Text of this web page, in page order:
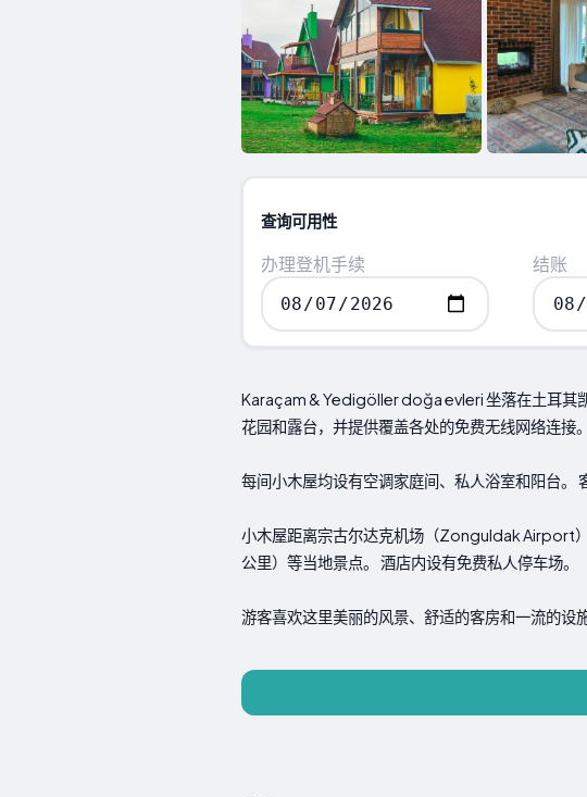
查询可用性
办理登机手续 结账
Karaçam & Yedigöller doğa evleri 坐落在土耳其
花园和露台，并提供覆盖各处的免费无线网络连接。
每间小木屋均设有空调家庭间、私人浴室和阳台。
小木屋距离宗古尔达克机场（Zonguldak Airport
公里）等当地景点。 酒店内设有免费私人停车场。
游客喜欢这里美丽的风景、舒适的客房和一流的设